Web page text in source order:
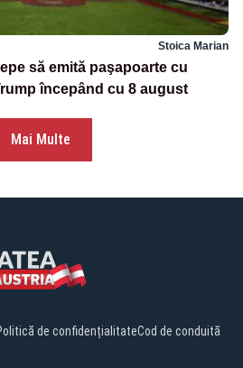
Stoica Marian
să emită paşapoarte cu
începând cu 8 august
Mai Multe
de confidențialitateCod de conduită